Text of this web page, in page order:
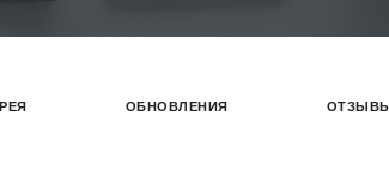
ОБНОВЛЕНИЯ ОТЗЫВЫ